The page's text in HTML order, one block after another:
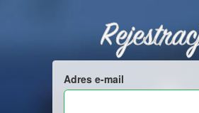
Adres e-mail